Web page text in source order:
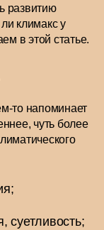
развитию
климакс у
в этой статье.
то напоминает
чуть более
суетливость;